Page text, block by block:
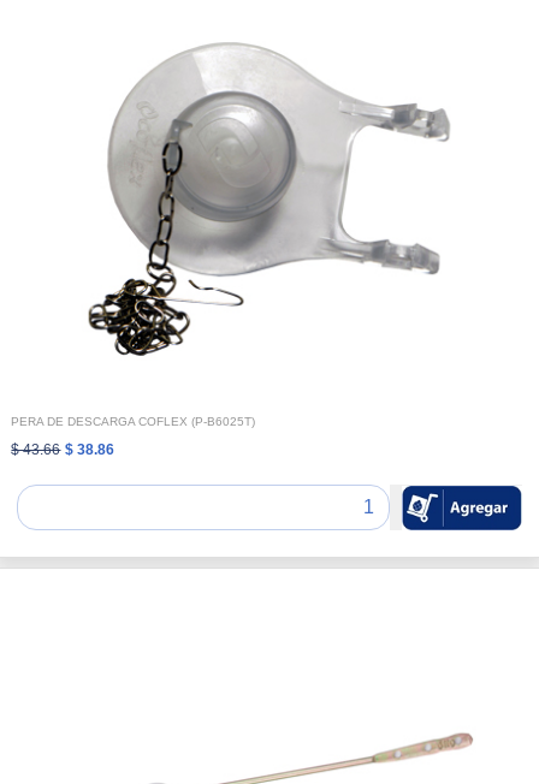
PERA DE DESCARGA COFLEX (P-B6025T)
$ 43.66 $ 38.86